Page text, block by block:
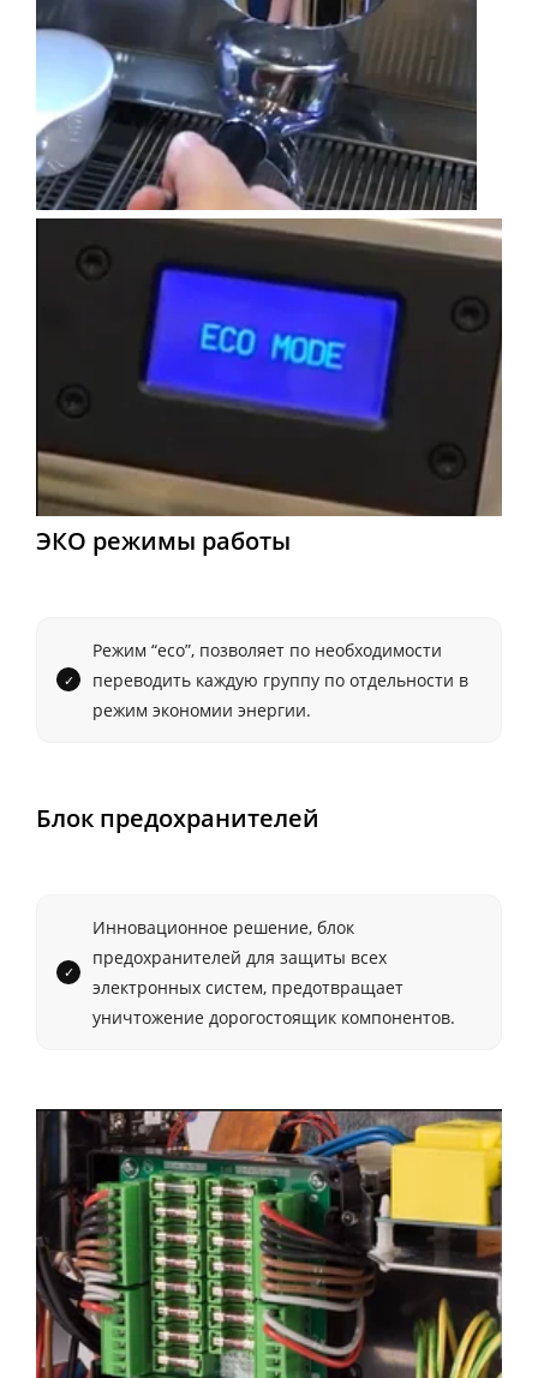
ЭКО режимы работы
Режим “eco”, позволяет по необходимости
переводить каждую группу по отдельности в
режим экономии энергии.
Блок предохранителей
Инновационное решение, блок
предохранителей для защиты всех
электронных систем, предотвращает
уничтожение дорогостоящик компонентов.